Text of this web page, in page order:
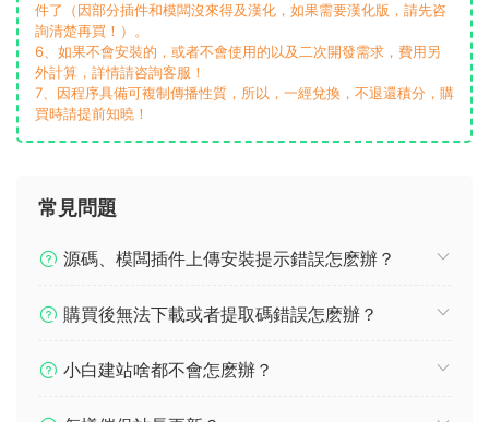
件了（因部分插件和模闆沒來得及漢化，如果需要漢化版，請先咨
詢清楚再買！）。
6、如果不會安裝的，或者不會使用的以及二次開發需求，費用另
外計算，詳情請咨詢客服！
7、因程序具備可複制傳播性質，所以，一經兌換，不退還積分，購
買時請提前知曉！
常見問題
源碼、模闆插件上傳安裝提示錯誤怎麽辦？
購買後無法下載或者提取碼錯誤怎麽辦？
小白建站啥都不會怎麽辦？